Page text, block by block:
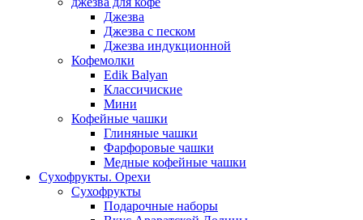
Джезва
Джезва с песком
Джезва индукционной
Кофемолки
Edik Balyan
Классичиские
Мини
Кофейные чашки
Глиняные чашки
Фарфоровые чашки
Медные кофейные чашки
Сухофрукты. Орехи
Сухофрукты
Подарочные наборы